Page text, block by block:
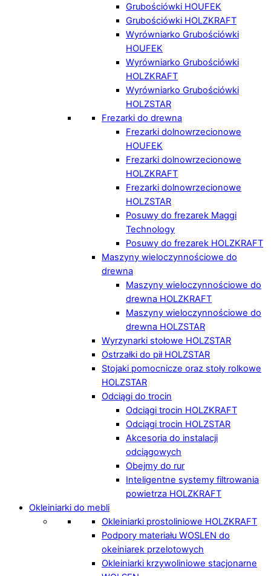
Grubościówki HOUFEK
Grubościówki HOLZKRAFT
Wyrówniarko Grubościówki
HOUFEK
Wyrówniarko Grubościówki
HOLZKRAFT
Wyrówniarko Grubościówki
HOLZSTAR
Frezarki do drewna
Frezarki dolnowrzecionowe
HOUFEK
Frezarki dolnowrzecionowe
HOLZKRAFT
Frezarki dolnowrzecionowe
HOLZSTAR
Posuwy do frezarek Maggi
Technology
Posuwy do frezarek HOLZKRAFT
Maszyny wieloczynnościowe do
drewna
Maszyny wieloczynnościowe do
drewna HOLZKRAFT
Maszyny wieloczynnościowe do
drewna HOLZSTAR
Wyrzynarki stołowe HOLZSTAR
Ostrzałki do pił HOLZSTAR
Stojaki pomocnicze oraz stoły rolkowe
HOLZSTAR
Odciągi do trocin
Odciągi trocin HOLZKRAFT
Odciągi trocin HOLZSTAR
Akcesoria do instalacji
odciągowych
Obejmy do rur
Inteligentne systemy filtrowania
powietrza HOLZKRAFT
Okleiniarki do mebli
Okleiniarki prostoliniowe HOLZKRAFT
Podpory materiału WOSLEN do
okeiniarek przelotowych
Okleiniarki krzywoliniowe stacjonarne